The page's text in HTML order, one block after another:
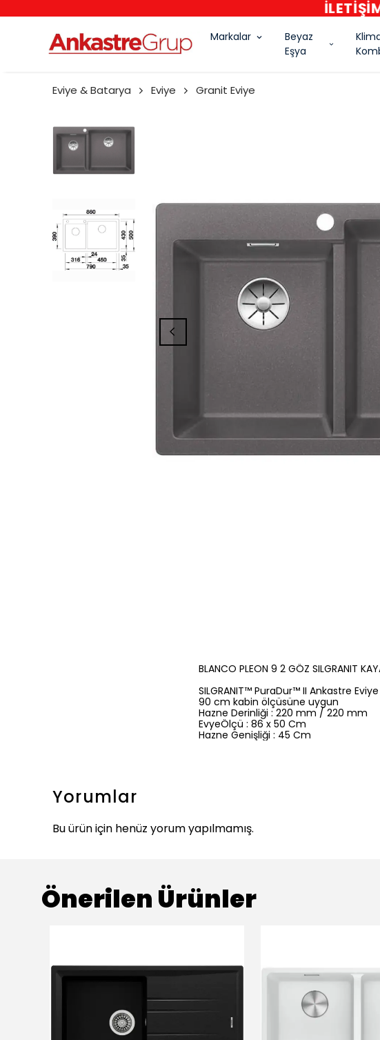
Markalar
Beyaz
Eşya
Eviye & Batarya Eviye Granit Eviye
BLANCO PLEON 9 2 GÖZ SILGRANIT
SILGRANIT™ PuraDur™ II Ankastre
90 cm kabin ölçüsüne uygun
Hazne Derinliği : 220 mm / 220 mm
EvyeÖlçü : 86 x 50 Cm
Hazne Genişliği : 45 Cm
Yorumlar
Bu ürün için henüz yorum yapılmamış.
Önerilen Ürünler